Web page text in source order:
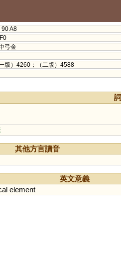
90 A8
弓金
一版）4260；（二版）4588
其他方言讀音
英文意義
element